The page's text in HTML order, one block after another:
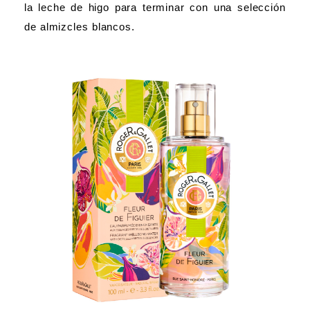
la leche de higo para terminar con una selección
de almizcles blancos.